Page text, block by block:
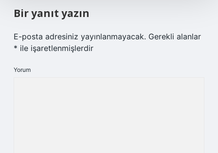
Bir yanıt yazın
E-posta adresiniz yayınlanmayacak. Gerekli alanlar
* ile işaretlenmişlerdir
Yorum